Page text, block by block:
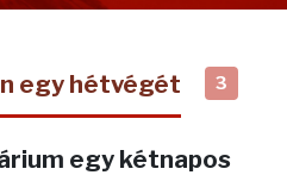
egy hétvégét 3
egy kétnapos